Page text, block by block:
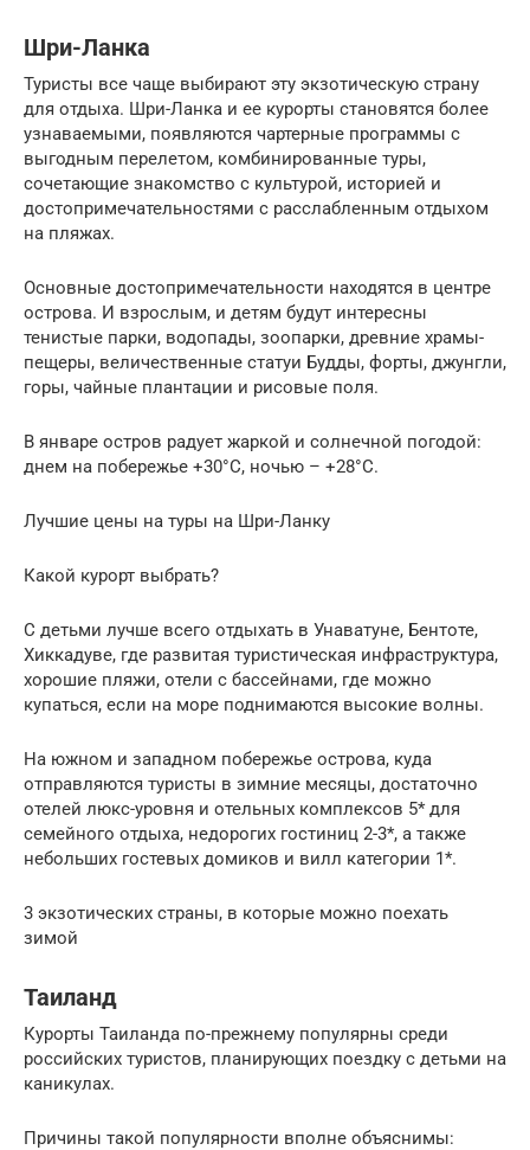
Шри-Ланка
Туристы все чаще выбирают эту экзотическую страну
для отдыха. Шри-Ланка и ее курорты становятся более
узнаваемыми, появляются чартерные программы с
выгодным перелетом, комбинированные туры,
сочетающие знакомство с культурой, историей и
достопримечательностями с расслабленным отдыхом
на пляжах.
Основные достопримечательности находятся в центре
острова. И взрослым, и детям будут интересны
тенистые парки, водопады, зоопарки, древние храмы-
пещеры, величественные статуи Будды, форты, джунгли,
горы, чайные плантации и рисовые поля.
В январе остров радует жаркой и солнечной погодой:
днем на побережье +30°С, ночью – +28°С.
Лучшие цены на туры на Шри-Ланку
Какой курорт выбрать?
С детьми лучше всего отдыхать в Унаватуне, Бентоте,
Хиккадуве, где развитая туристическая инфраструктура,
хорошие пляжи, отели с бассейнами, где можно
купаться, если на море поднимаются высокие волны.
На южном и западном побережье острова, куда
отправляются туристы в зимние месяцы, достаточно
отелей люкс-уровня и отельных комплексов 5* для
семейного отдыха, недорогих гостиниц 2-3*, а также
небольших гостевых домиков и вилл категории 1*.
3 экзотических страны, в которые можно поехать
зимой
Таиланд
Курорты Таиланда по-прежнему популярны среди
российских туристов, планирующих поездку с детьми на
каникулах.
Причины такой популярности вполне объяснимы: